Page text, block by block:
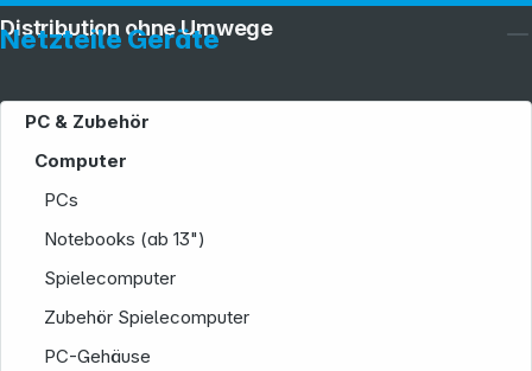
Netzteile Geräte
PC & Zubehör
Computer
PCs
Notebooks (ab 13")
Spielecomputer
Zubehör Spielecomputer
PC-Gehäuse
Distribution ohne Umwege